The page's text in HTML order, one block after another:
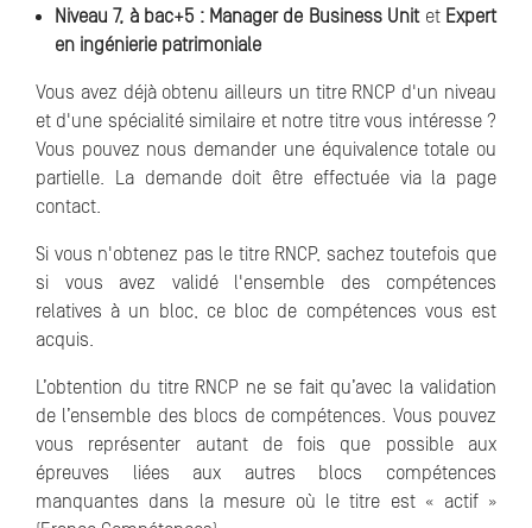
Niveau 7, à bac+5 : Manager de Business Unitet Expert
en ingénierie patrimoniale
Vous avez déjà obtenu ailleurs un titre RNCP d'un niveau
et d'une spécialité similaire et notre titre vous intéresse ?
Vous pouvez nous demander une équivalence totale ou
partielle. La demande doit être effectuée via la page
contact.
Si vous n'obtenez pas le titre RNCP, sachez toutefois que
si vous avez validé l'ensemble des compétences
relatives à un bloc, ce bloc de compétences vous est
acquis.
L’obtention du titre RNCP ne se fait qu’avec la validation
de l’ensemble des blocs de compétences. Vous pouvez
vous représenter autant de fois que possible aux
épreuves liées aux autres blocs compétences
manquantes dans la mesure où le titre est « actif »